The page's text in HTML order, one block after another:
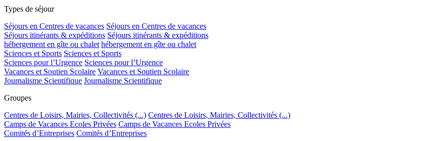
Types de séjour
Séjours en Centres de vacances Séjours en Centres de vacances
Séjours itinérants & expéditions Séjours itinérants & expéditions
hébergement en gîte ou chalet hébergement en gîte ou chalet
Sciences et Sports Sciences et Sports
Sciences pour l’Urgence Sciences pour l’Urgence
Vacances et Soutien Scolaire Vacances et Soutien Scolaire
Journalisme Scientifique Journalisme Scientifique
Groupes
Centres de Loisirs, Mairies, Collectivités (...) Centres de Loisirs, Mairies, Collectivités (...)
Camps de Vacances Ecoles Privées Camps de Vacances Ecoles Privées
Comités d’Entreprises Comités d’Entreprises